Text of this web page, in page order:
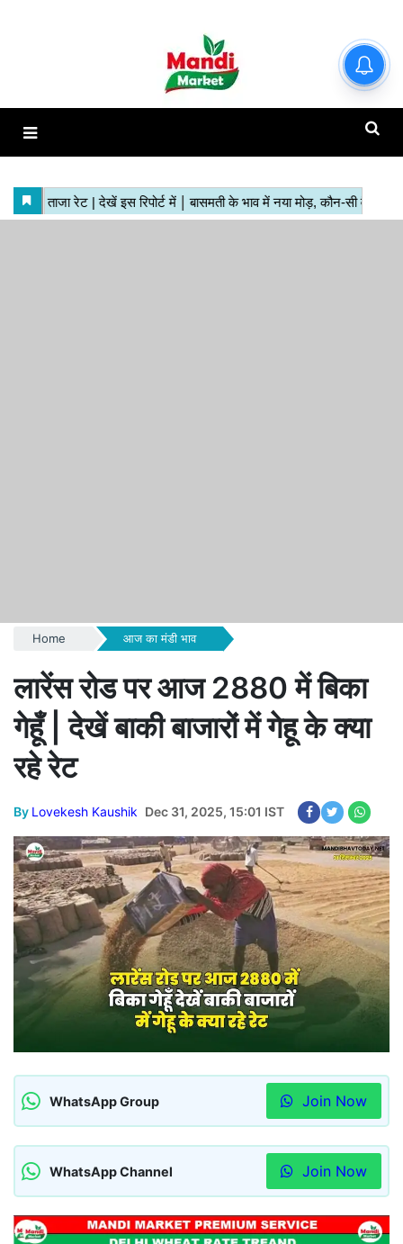
Home आज का मंडी भाव
लारेंस रोड पर आज 2880 में बिका
गेहूँ | देखें बाकी बाजारों में गेहू के क्या
रहे रेट
By Lovekesh Kaushik Dec 31, 2025, 15:01 IST
WhatsApp Group Join Now
WhatsApp Channel Join Now
हाजिर मंडियों के ताजा रेट | देखें इस
रिपोर्ट में